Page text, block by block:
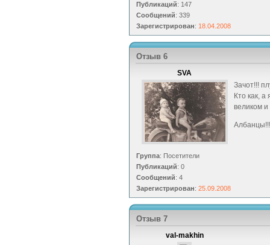
Публикаций: 147
Сообщений: 339
Зарегистрирован: 18.04.2008
Отзыв 6
SVA
Группа: Посетители
Публикаций: 0
Сообщений: 4
Зарегистрирован: 25.09.2008
Зачот!!!
Кто как, а
великом и
Отзыв 7
val-makhin